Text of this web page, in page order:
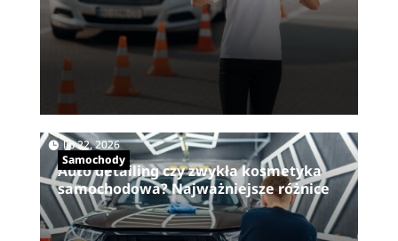
Auto detailing czy zwykła kosmetyka
samochodowa? Najważniejsze różnice
lip 22, 2026|
Samochody